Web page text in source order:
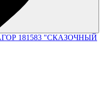
181583 "СКАЗОЧНЫЙ